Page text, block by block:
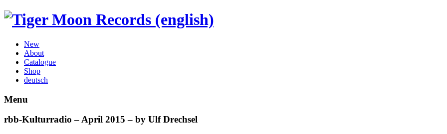
New
About
Catalogue
Shop
deutsch
Menu
rbb-Kulturradio – April 2015 – by Ulf Drechsel